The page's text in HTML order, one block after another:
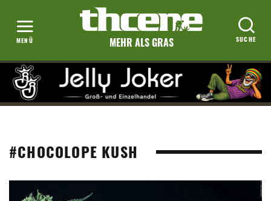
MEHR ALS GRAS
#CHOCOLOPE KUSH